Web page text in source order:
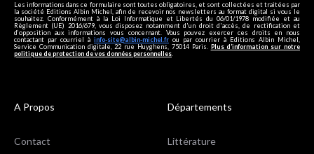
Les informations dans ce formulaire sont toutes obligatoires, et sont collectées et traitées par
la société Editions Albin Michel, afin de recevoir nos newsletters au format digital si vous le
souhaitez. Conformément à la Loi Informatique et Libertés du 06/01/1978 modifiée et au
Règlement (UE) 2016/679, vous disposez notamment d'un droit d'accès, de rectification et
d’opposition aux informations vous concernant. Vous pouvez exercer ces droits en nous
contactant par courriel à info-site@albin-michel.fr ou par courrier à Editions Albin Michel,
Service Communication digitale, 22 rue Huyghens, 75014 Paris. Plus d’information sur notre
politique de protection de vos données personnelles
A Propos
Contact
Départements
Littérature